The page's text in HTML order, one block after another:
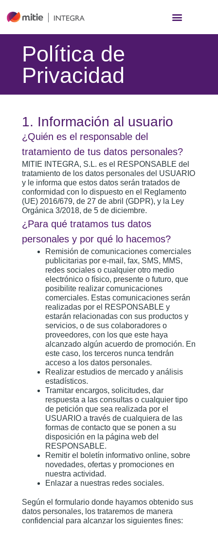
Política de
Privacidad
1. Información al usuario
¿Quién es el responsable del
tratamiento de tus datos personales?
MITIE INTEGRA, S.L. es el RESPONSABLE del
tratamiento de los datos personales del USUARIO
y le informa que estos datos serán tratados de
conformidad con lo dispuesto en el Reglamento
(UE) 2016/679, de 27 de abril (GDPR), y la Ley
Orgánica 3/2018, de 5 de diciembre.
¿Para qué tratamos tus datos
personales y por qué lo hacemos?
Remisión de comunicaciones comerciales
publicitarias por e-mail, fax, SMS, MMS,
redes sociales o cualquier otro medio
electrónico o físico, presente o futuro, que
posibilite realizar comunicaciones
comerciales. Estas comunicaciones serán
realizadas por el RESPONSABLE y
estarán relacionadas con sus productos y
servicios, o de sus colaboradores o
proveedores, con los que este haya
alcanzado algún acuerdo de promoción. En
este caso, los terceros nunca tendrán
acceso a los datos personales.
Realizar estudios de mercado y análisis
estadísticos.
Tramitar encargos, solicitudes, dar
respuesta a las consultas o cualquier tipo
de petición que sea realizada por el
USUARIO a través de cualquiera de las
formas de contacto que se ponen a su
disposición en la página web del
RESPONSABLE.
Remitir el boletín informativo online, sobre
novedades, ofertas y promociones en
nuestra actividad.
Enlazar a nuestras redes sociales.
Según el formulario donde hayamos obtenido sus
datos personales, los trataremos de manera
confidencial para alcanzar los siguientes fines: